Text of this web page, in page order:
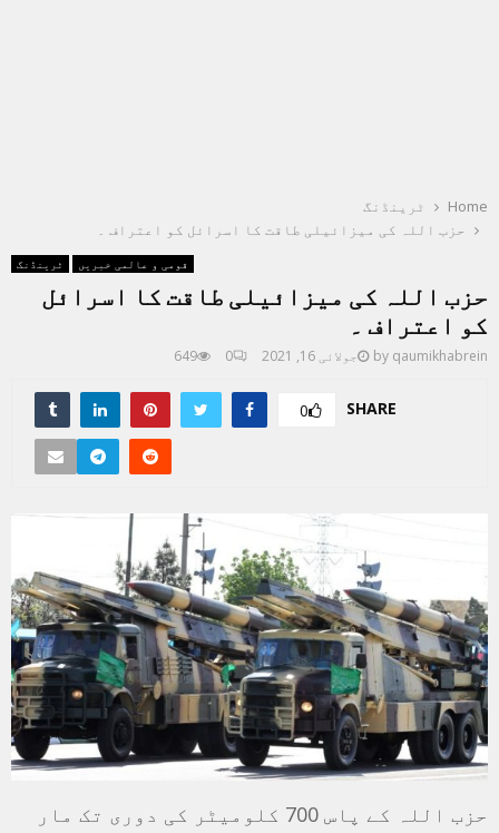
Home
ٹرینڈنگ
حزب اللہ کی میزائیلی طاقت کا اسرائل کو اعتراف ۔
ٹرینڈنگ قومی و عالمی خبریں
حزب اللہ کی میزائیلی طاقت کا اسرائل
کو اعتراف ۔
by qaumikhabrein جولائی 16, 2021 0
649
SHARE
0
حزب اللہ کے پاس 700 کلومیٹر کی دوری تک مار